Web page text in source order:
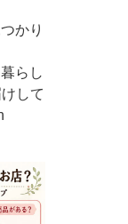
かり
らし
して